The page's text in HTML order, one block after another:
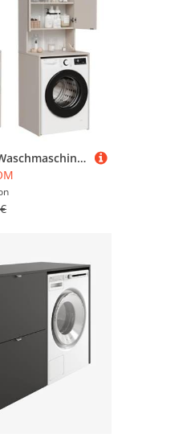
PLATAN ROOM Waschmaschinenschrank Badezimmer Hochschrank Überbauschrank für Waschmaschine und Wäschetrockner 210 x 65 x 50/56 cm weiß (Kaschmir (beige), 56 cm tief)